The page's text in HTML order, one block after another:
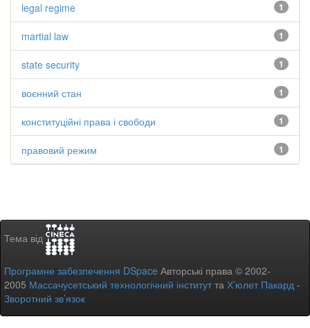
1
legal regime
1
martial law
1
state security
1
воєнний стан
1
конституційні права і свободи
1
правовий режим
Тема від
Програмне забезпечення DSpace Авторські права © 2002-
2005 Массачусетський технологічний інститутта Х’юлет Пакард -
Зворотний зв’язок